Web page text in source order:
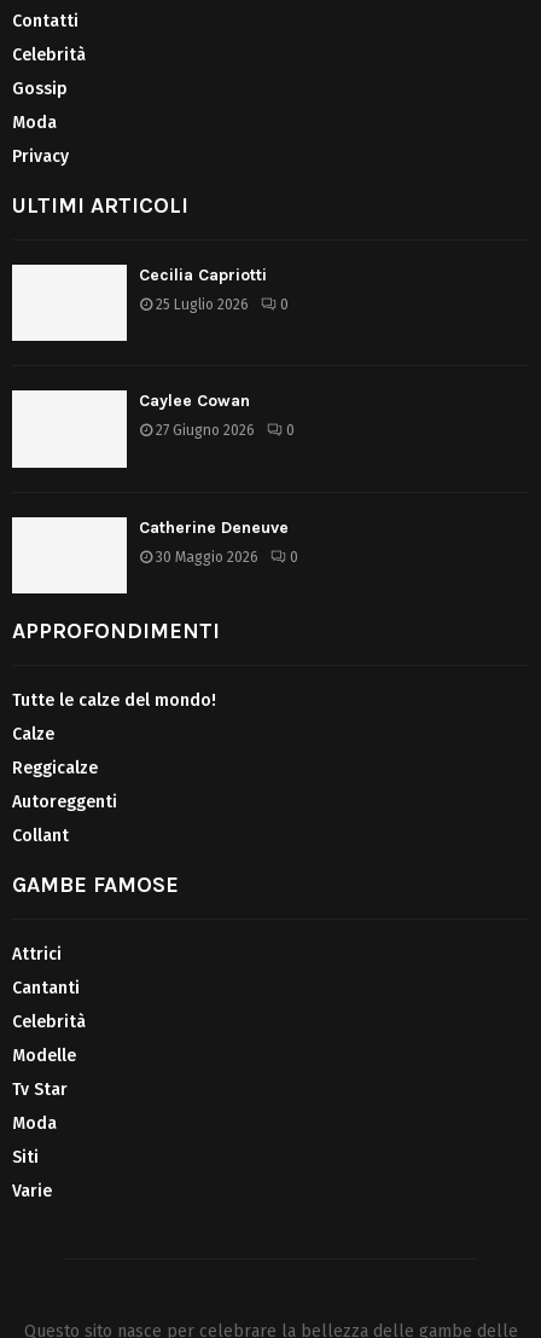
Contatti
Celebrità
Gossip
Moda
Privacy
ULTIMI ARTICOLI
Cecilia Capriotti
25 Luglio 2026 0
Caylee Cowan
27 Giugno 2026 0
Catherine Deneuve
30 Maggio 2026 0
APPROFONDIMENTI
Tutte le calze del mondo!
Calze
Reggicalze
Autoreggenti
Collant
GAMBE FAMOSE
Attrici
Cantanti
Celebrità
Modelle
Tv Star
Moda
Siti
Varie
Questo sito nasce per celebrare la bellezza delle gambe delle